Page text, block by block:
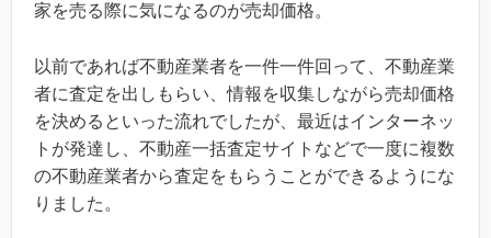
家を売る際に気になるのが売却価格。
以前であれば不動産業者を一件一件回って、不動産業
者に査定を出しもらい、情報を収集しながら売却価格
を決めるといった流れでしたが、最近はインターネッ
トが発達し、不動産一括査定サイトなどで一度に複数
の不動産業者から査定をもらうことができるようにな
りました。